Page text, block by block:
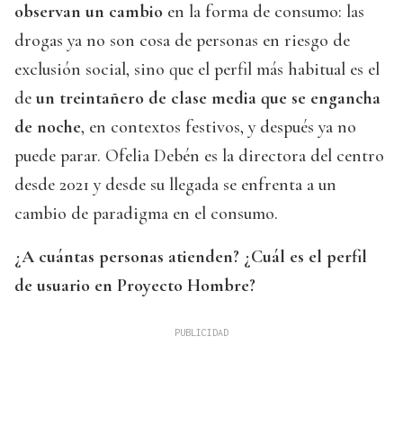
observan un cambio en la forma de consumo: las
drogas ya no son cosa de personas en riesgo de
exclusión social, sino que el perfil más habitual es el
de un treintañero de clase media que se engancha
de noche, en contextos festivos, y después ya no
puede parar. Ofelia Debén es la directora del centro
desde 2021 y desde su llegada se enfrenta a un
cambio de paradigma en el consumo.
¿A cuántas personas atienden? ¿Cuál es el perfil
de usuario en Proyecto Hombre?